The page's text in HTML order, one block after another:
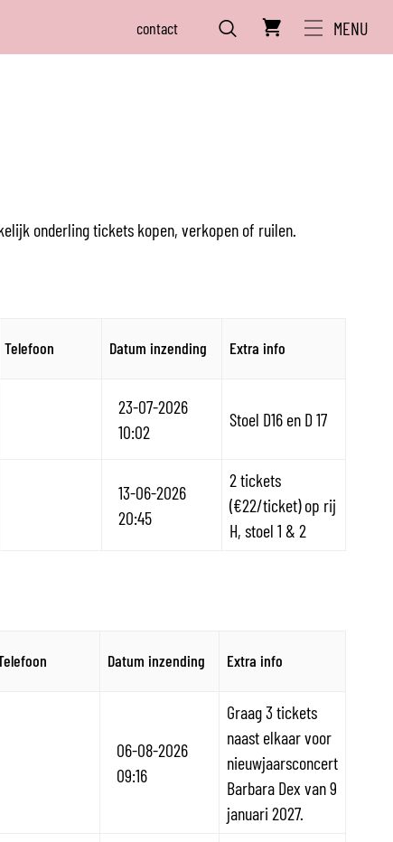
contact MENU
onderling tickets kopen, verkopen of ruilen.
Telefoon Datum inzending Extra info
23-07-2026
10:02
Stoel D16 en D 17
13-06-2026
20:45
2 tickets
(€22/ticket) op rij
H, stoel 1 & 2
Datum inzending Extra info
06-08-2026
09:16
Graag 3 tickets
naast elkaar voor
nieuwjaarsconcert
Barbara Dex van 9
januari 2027.